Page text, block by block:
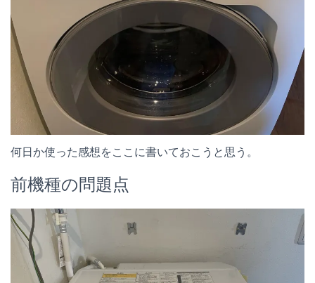
何日か使った感想をここに書いておこうと思う。
前機種の問題点